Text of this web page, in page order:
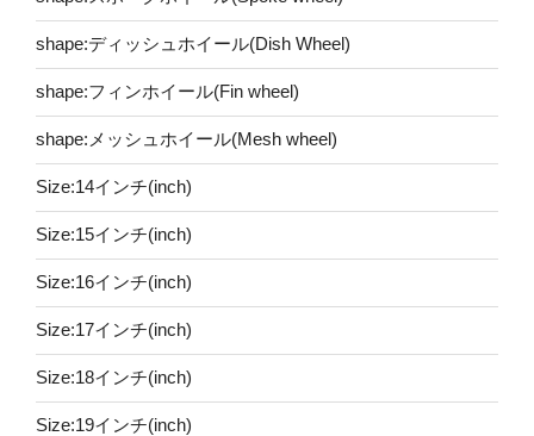
shape:ディッシュホイール(Dish Wheel)
shape:フィンホイール(Fin wheel)
shape:メッシュホイール(Mesh wheel)
Size:14インチ(inch)
Size:15インチ(inch)
Size:16インチ(inch)
Size:17インチ(inch)
Size:18インチ(inch)
Size:19インチ(inch)